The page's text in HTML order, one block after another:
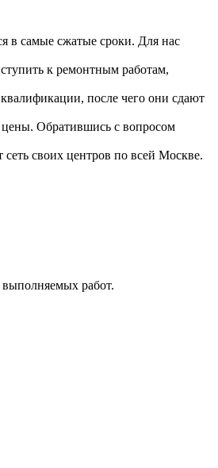
в самые сжатые сроки. Для нас
к ремонтным работам,
после чего они сдают
цены. Обратившись с вопросом
своих центров по всей Москве.
работ.